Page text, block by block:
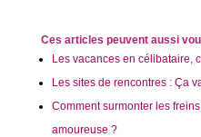
Ces articles peuvent aussi
Les vacances en célibataire,
Les sites de rencontres : Ça
Comment surmonter les
amoureuse ?